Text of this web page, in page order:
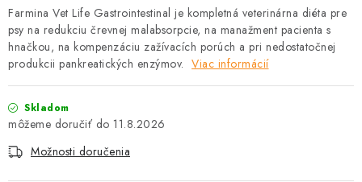
VONKAJŠIE VTÁCTVO
GELOREN KĽBOVÁ VÝŽIVA
CHOVATEĽSKÉ POTREBY
Kontakty Predajňa
Farmina Vet Life Gastrointestinal je kompletná veterinárna diéta pre
psy na redukciu črevnej malabsorpcie, na manažment pacienta s
hnačkou, na kompenzáciu zažívacích porúch a pri nedostatočnej
produkcii pankreatických enzýmov. Viac informácií
Skladom
11.8.2026
Možnosti doručenia